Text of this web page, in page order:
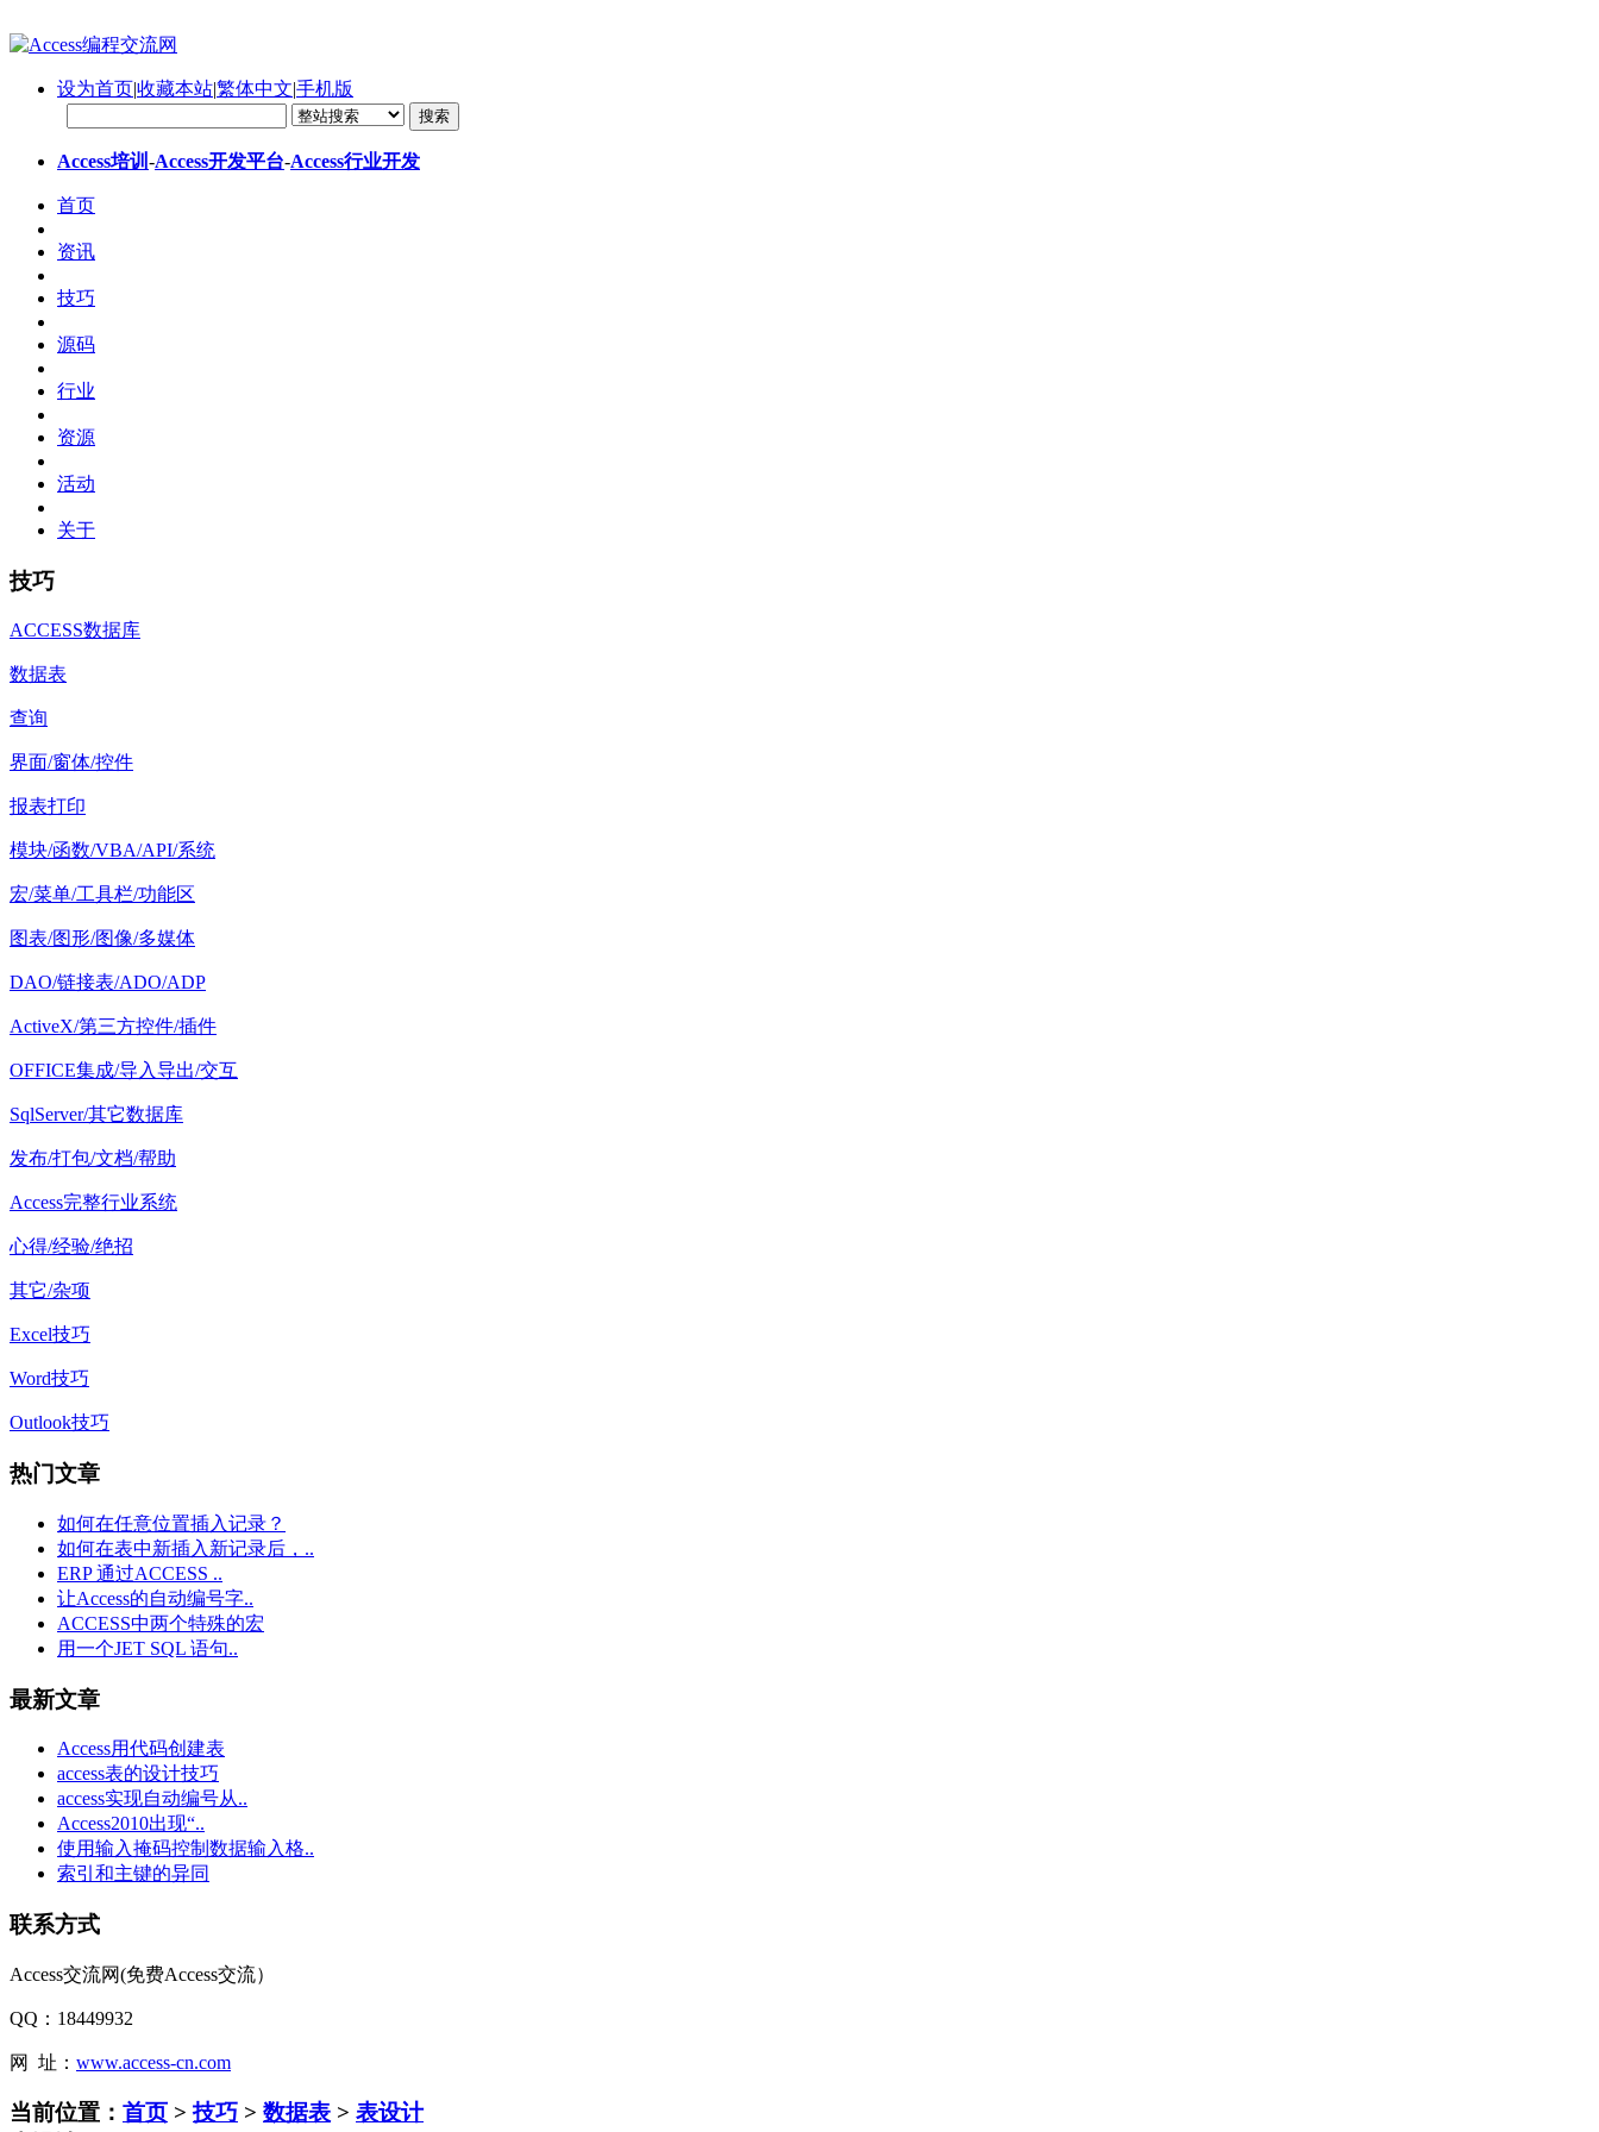
设为首页|收藏本站|繁体中文|手机版
Access培训 -Access开发平台-Access行业开发
首页
资讯
技巧
源码
行业
资源
活动
关于
技巧
ACCESS数据库
数据表
查询
界面/窗体/控件
报表打印
模块/函数/VBA/API/系统
宏/菜单/工具栏/功能区
图表/图形/图像/多媒体
DAO/链接表/ADO/ADP
ActiveX/第三方控件/插件
OFFICE集成/导入导出/交互
SqlServer/其它数据库
发布/打包/文档/帮助
Access完整行业系统
心得/经验/绝招
其它/杂项
Excel技巧
Word技巧
Outlook技巧
热门文章
如何在任意位置插入记录？
如何在表中新插入新记录后，..
ERP 通过ACCESS ..
让Access的自动编号字..
ACCESS中两个特殊的宏
用一个JET SQL 语句..
最新文章
Access用代码创建表
access表的设计技巧
access实现自动编号从..
Access2010出现“..
使用输入掩码控制数据输入格..
索引和主键的异同
联系方式
Access交流网(免费Access交流）
QQ：18449932
网 址： www.access-cn.com
当前位置： 首页 >技巧 > 数据表 > 表设计